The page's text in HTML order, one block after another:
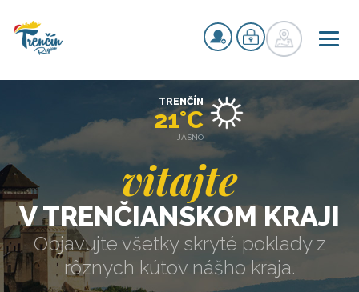
vitajte
V TRENČIANSKOM KRAJI
Objavujte všetky skryté poklady z
rôznych kútov nášho kraja.
TRENČÍN
21°C
JASNO